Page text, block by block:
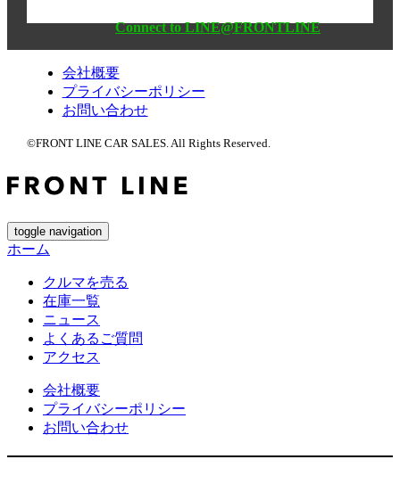
Connect to LINE@FRONTLINE
会社概要
プライバシーポリシー
お問い合わせ
©FRONT LINE CAR SALES. All Rights Reserved.
toggle navigation
ホーム
クルマを売る
在庫一覧
ニュース
よくあるご質問
アクセス
会社概要
プライバシーポリシー
お問い合わせ